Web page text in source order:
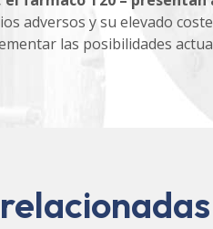
adversos y su elevado
las posibilidades